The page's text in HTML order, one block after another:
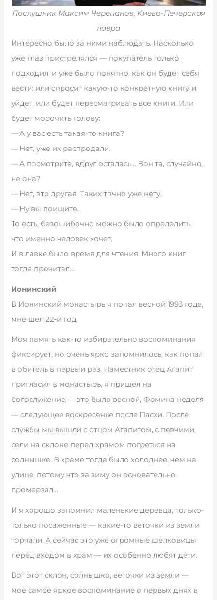
Послушник Максим Черепанов, Киево-Печерская
лавра
Интересно было за ними наблюдать. Насколько
уже глаз пристрелялся — покупатель только
подходил, и уже было понятно, как он будет себя
вести: или спросит какую-то конкретную книгу и
уйдет, или будет пересматривать все книги. Или
будет морочить голову:
— А у вас есть такая-то книга?
— Нет, уже их распродали.
— А посмотрите, вдруг осталась… Вон та, случайно,
не она?
— Нет, это другая. Таких точно уже нету.
— Ну вы поищите…
То есть, безошибочно можно было определить,
что именно человек хочет.
И в лавке было время для чтения. Много книг
тогда прочитал…
Ионинский
В Ионинский монастырь я попал весной 1993 года,
мне шел 22‑й год.
Моя память как-то избирательно воспоминания
фиксирует, но очень ярко запомнилось, как попал
в обитель в первый раз. Наместник отец Агапит
пригласил в монастырь, я пришел на
богослужение — это было весной, Фомина неделя
— следующее воскресенье после Пасхи. После
службы мы вышли с отцом Агапитом, с певчими,
сели на склоне перед храмом погреться на
солнышке. В храме тогда было холоднее, чем на
улице, потому что за зиму он основательно
промерзал…
И я хорошо запомнил маленькие деревца, только-
только посаженные — какие-то веточки из земли
торчали. А сейчас это уже огромные шелковицы
перед входом в храм — их особенно любят дети.
Вот этот склон, солнышко, веточки из земли —
мое самое яркое воспоминание о первых днях в